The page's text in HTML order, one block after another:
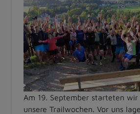
Am 19. September starteten
unsere Trailwochen. Vor uns